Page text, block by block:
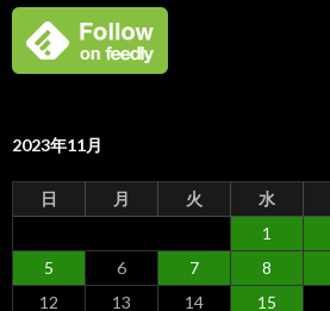
2023年11月
日 月 火 水
1
5
6 7 8
12
13 14 15